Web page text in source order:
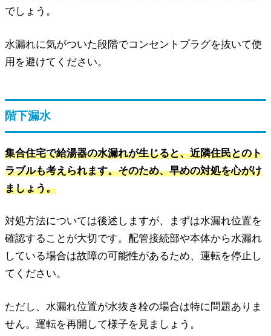
でしょう。
水漏れに気がついた段階でコンセントプラグを抜いて使
用を避けてください。
階下漏水
集合住宅で給湯器の水漏れが生じると、近隣住民とのト
ラブルも考えられます。そのため、早めの対処を心がけ
ましょう。
対処方法については後述しますが、まずは水漏れ位置を
確認することが大切です。配管接続部や本体から水漏れ
している場合は故障の可能性があるため、運転を停止し
てください。
ただし、水漏れ位置が水抜き栓の場合は特に問題ありま
せん。運転を再開して様子を見ましょう。